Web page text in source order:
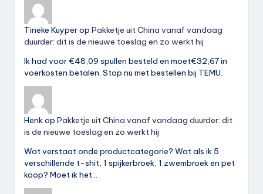
Tineke Kuyperop Pakketje uit China vanaf vandaag
duurder: dit is de nieuwe toeslag en zo werkt hij
Ik had voor €48,09 spullen besteld en moet€32,67 in
voerkosten betalen. Stop nu met bestellen bij TEMU.
Henkop Pakketje uit China vanaf vandaag duurder: dit
is de nieuwe toeslag en zo werkt hij
Wat verstaat onde productcategorie? Wat als ik 5
verschillende t-shit, 1 spijkerbroek, 1 zwembroek en pet
koop? Moet ik het…